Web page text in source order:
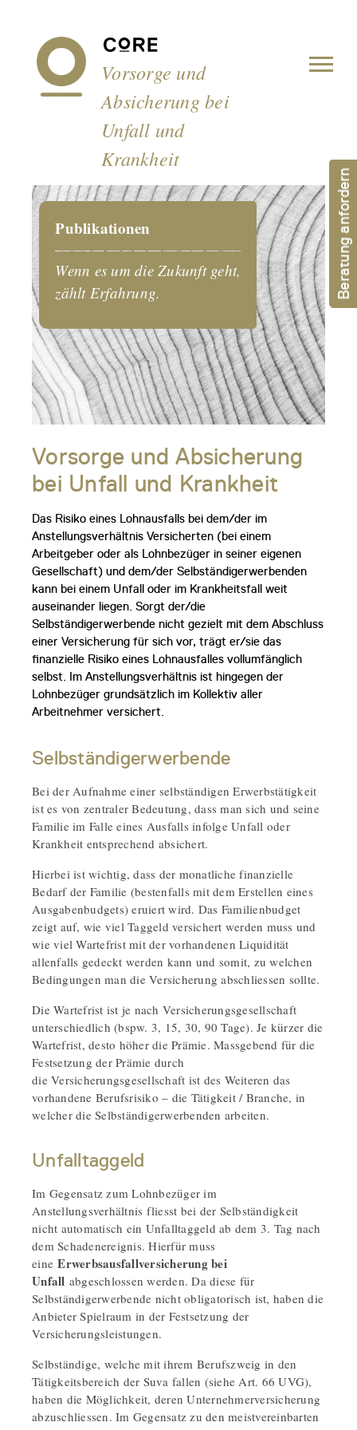
Vorsorge und
Absicherung bei
Unfall und
Krankheit
Publikationen
Wenn es um die Zukunft geht,
zählt Erfahrung.
Vorsorge und Absicherung
bei Unfall und Krankheit
Das Risiko eines Lohnausfalls bei dem/der im
Anstellungsverhältnis Versicherten (bei einem
Arbeitgeber oder als Lohnbezüger in seiner eigenen
Gesellschaft) und dem/der Selbständigerwerbenden
kann bei einem Unfall oder im Krankheitsfall weit
auseinander liegen. Sorgt der/die
Selbständigerwerbende nicht gezielt mit dem Abschluss
einer Versicherung für sich vor, trägt er/sie das
finanzielle Risiko eines Lohnausfalles vollumfänglich
selbst. Im Anstellungsverhältnis ist hingegen der
Lohnbezüger grundsätzlich im Kollektiv aller
Arbeitnehmer versichert.
Selbständigerwerbende
Bei der Aufnahme einer selbständigen Erwerbstätigkeit
ist es von zentraler Bedeutung, dass man sich und seine
Familie im Falle eines Ausfalls infolge Unfall oder
Krankheit entsprechend absichert.
Hierbei ist wichtig, dass der monatliche finanzielle
Bedarf der Familie (bestenfalls mit dem Erstellen eines
Ausgabenbudgets) eruiert wird. Das Familienbudget
zeigt auf, wie viel Taggeld versichert werden muss und
wie viel Wartefrist mit der vorhandenen Liquidität
allenfalls gedeckt werden kann und somit, zu welchen
Bedingungen man die Versicherung abschliessen sollte.
Die Wartefrist ist je nach Versicherungsgesellschaft
unterschiedlich (bspw. 3, 15, 30, 90 Tage). Je kürzer die
Wartefrist, desto höher die Prämie. Massgebend für die
Festsetzung der Prämie durch
die Versicherungsgesellschaft ist des Weiteren das
vorhandene Berufsrisiko – die Tätigkeit / Branche, in
welcher die Selbständigerwerbenden arbeiten.
Unfalltaggeld
Im Gegensatz zum Lohnbezüger im
Anstellungsverhältnis fliesst bei der Selbständigkeit
nicht automatisch ein Unfalltaggeld ab dem 3. Tag nach
dem Schadenereignis. Hierfür muss
eineErwerbsausfallversicherung bei
Unfall abgeschlossen werden. Da diese für
Selbständigerwerbende nicht obligatorisch ist, haben die
Anbieter Spielraum in der Festsetzung der
Versicherungsleistungen.
Selbständige, welche mit ihrem Berufszweig in den
Tätigkeitsbereich der Suva fallen (siehe Art. 66 UVG),
haben die Möglichkeit, deren Unternehmerversicherung
abzuschliessen. Im Gegensatz zu den meistvereinbarten
Beratung anfordern